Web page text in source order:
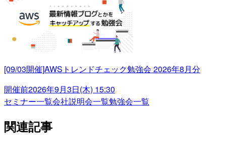
[09/03開催]AWSトレンドチェック勉強会 2026年8月分
開催前2026年9月3日(木) 15:30
セミナー一覧会社説明会一覧勉強会一覧
関連記事